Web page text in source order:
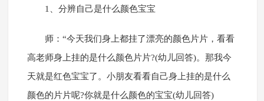
1、分辨自己是什么颜色宝宝
师：“今天我们身上都挂了漂亮的颜色片片，看看
高老师身上挂的是什么颜色片片?(幼儿回答)。那我今
天就是红色宝宝了。小朋友看看自己身上挂的是什么
颜色的片片呢?你就是什么颜色的宝宝(幼儿回答)